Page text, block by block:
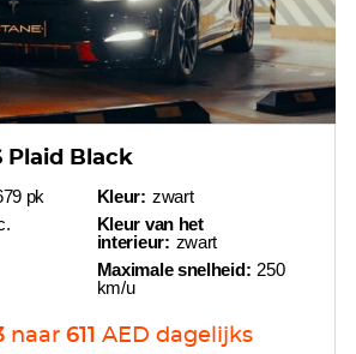
Plaid Black
pk
Kleur: zwart
Kleur van het
interieur: zwart
Maximale snelheid: 250
km/u
naar 611 AED dagelijks